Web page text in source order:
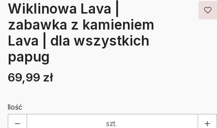
Wiklinowa Lava |
zabawka z kamieniem
Lava | dla wszystkich
papug
Etykiety
Cena
69,99 zł
Ilość
szt.